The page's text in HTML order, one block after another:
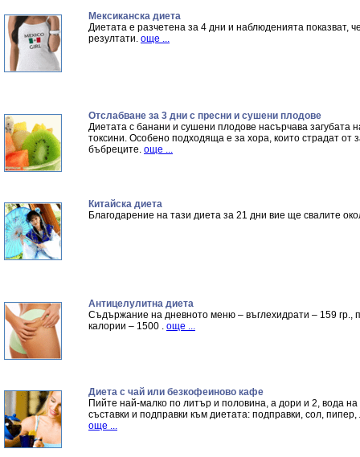
Мексиканска диета
Диетата е разчетена за 4 дни и наблюденията показват,
резултати. още ...
Отслабване за 3 дни с пресни и сушени плодове
Диетата с банани и сушени плодове насърчава загубата
токсини. Особено подходяща е за хора, които страдат от
бъбреците. още ...
Китайска диета
Благодарение на тази диета за 21 дни вие ще свалите
Антицелулитна диета
Съдържание на дневното меню – въглехидрати – 159 гр.,
калории – 1500 . още ...
Диета с чай или безкофеиново кафе
Пийте най-малко по литър и половина, а дори и 2, вода
съставки и подправки към диетата: подправки, сол,
още ...